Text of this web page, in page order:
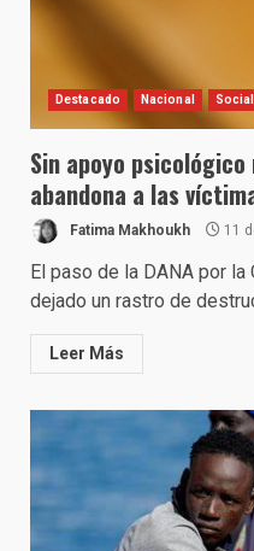
Destacado Nacional Social
Sin apoyo
abandona a las
Fatima Makhoukh 11
El paso de la DANA por la
dejado un rastro de
Leer Más